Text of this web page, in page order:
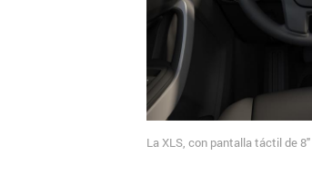
La XLS, con pantalla táctil de